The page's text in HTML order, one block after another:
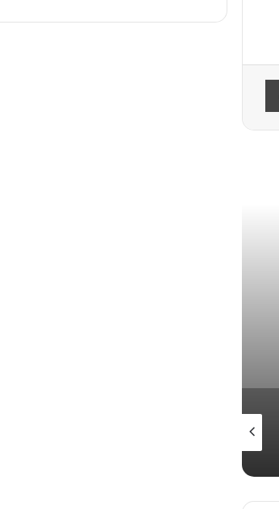
23 اکتبر 2022